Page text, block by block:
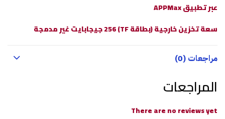
عبر تطبيق APPMax
سعة تخزين خارجية (بطاقة TF) 256 جيجابايت غير مدمجة
مراجعات (0)
المراجعات
There are no reviews yet